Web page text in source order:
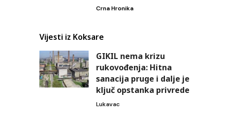
Crna Hronika
Vijesti iz Koksare
GIKIL nema krizu
rukovođenja: Hitna
sanacija pruge i dalje je
ključ opstanka privrede
Lukavac